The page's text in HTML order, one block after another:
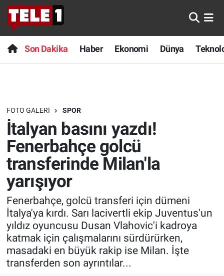
Son Dakika Haber Ekonomi Dünya
FOTO GALERI SPOR
İtalyan basını yazdı!
Fenerbahçe golcü
transferinde Milan'la
yarışıyor
Fenerbahçe, golcü transferi için dümeni
İtalya'ya kırdı. Sarı lacivertli ekip Juventus'un
yıldız oyuncusu Dusan Vlahovic'i kadroya
katmak için çalışmalarını sürdürürken,
masadaki en büyük rakip ise Milan. İşte
transferden son ayrıntılar...
Anında Manşet
Başka Sohbetler
Bilim turu
Bilim ve Teknoloji Evreni
Doğa Konuşuyor
Dünya
Ege Saati
Ege'den Esintiler
Eğitim
Son Dakika
Haber
Dünya
Teknoloji
Sağlık
Spor
Yayın Akışı
İletişim
Nöbetçi Eczaneler
Hava Durumu
Trafik Durumu
Süper Lig Puan Durumu ve Fikstür
Tüm Manşetler
Son Dakika Haberleri
Haber Arşivi